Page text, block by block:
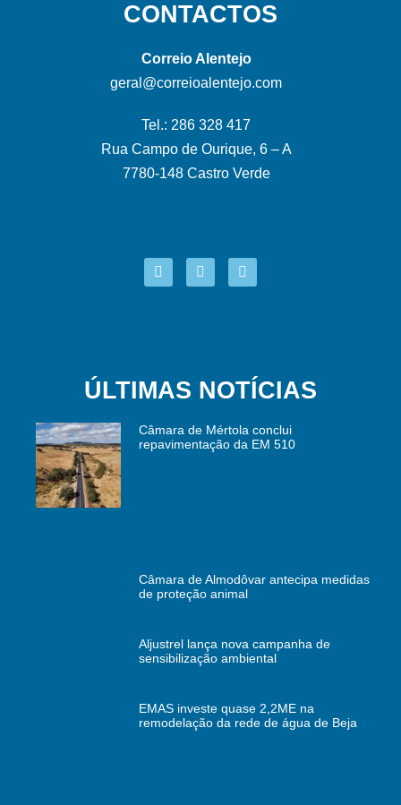
CONTACTOS
Correio Alentejo
geral@correioalentejo.com
Tel.: 286 328 417
Rua Campo de Ourique, 6 – A
7780-148 Castro Verde
ÚLTIMAS NOTÍCIAS
Câmara de Mértola conclui
repavimentação da EM 510
Câmara de Almodôvar antecipa medidas
de proteção animal
Aljustrel lança nova campanha de
sensibilização ambiental
EMAS investe quase 2,2ME na
remodelação da rede de água de Beja